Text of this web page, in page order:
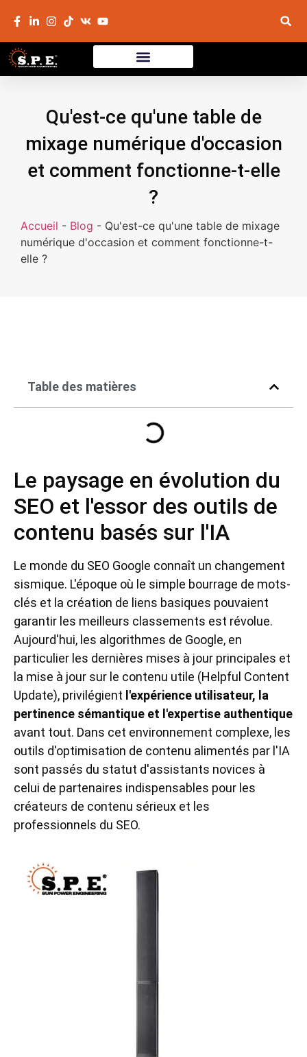
Qu'est-ce qu'une table de
mixage numérique d'occasion
et comment fonctionne-t-elle
?
Accueil - Blog - Qu'est-ce qu'une table de mixage
numérique d'occasion et comment fonctionne-t-
elle ?
Le paysage en évolution du
SEO et l'essor des outils de
contenu basés sur l'IA
Le monde du SEO Google connaît un changement
sismique. L'époque où le simple bourrage de mots-
clés et la création de liens basiques pouvaient
garantir les meilleurs classements est révolue.
Aujourd'hui, les algorithmes de Google, en
particulier les dernières mises à jour principales et
la mise à jour sur le contenu utile (Helpful Content
Update), privilégient l'expérience utilisateur, la
pertinence sémantique et l'expertise authentique
avant tout. Dans cet environnement complexe, les
outils d'optimisation de contenu alimentés par l'IA
sont passés du statut d'assistants novices à
celui de partenaires indispensables pour les
créateurs de contenu sérieux et les
professionnels du SEO.
Table des matières